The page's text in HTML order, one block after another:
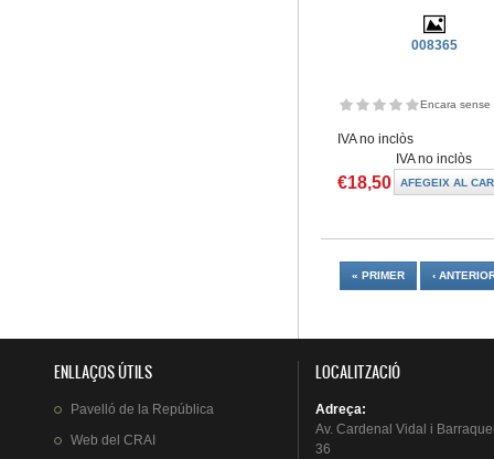
008365
Encara sense
IVA no inclòs
IVA no inclòs
€18,50
« PRIMER ‹
ENLLAÇOS ÚTILS
Pavelló de la República
Web del CRAI
LOCALITZACIÓ
Adreça:
Av. Cardenal Vidal i
36